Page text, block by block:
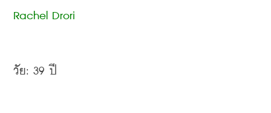
Rachel Drori
วัย: 39 ปี